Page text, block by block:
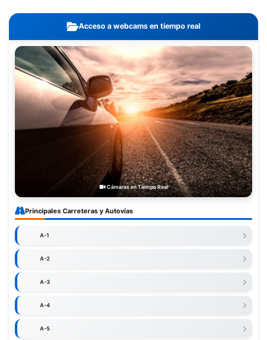
Acceso a webcams en tiempo real
Cámaras en Tiempo Real
Principales Carreteras y Autovías
A-1
A-2
A-3
A-4
A-5